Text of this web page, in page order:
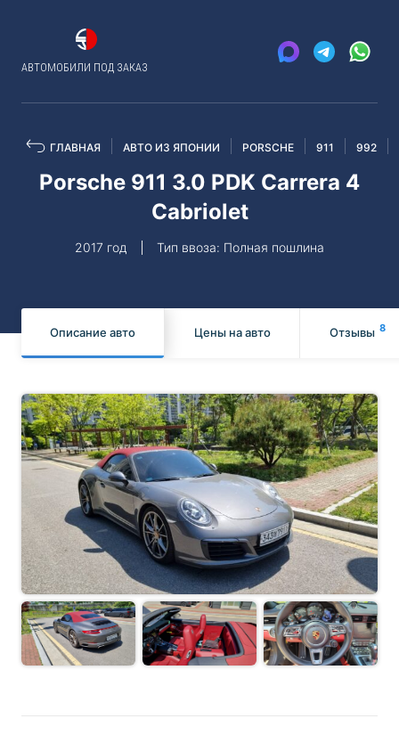
АВТОМОБИЛИ ПОД ЗАКАЗ
ГЛАВНАЯ АВТО ИЗ ЯПОНИИ PORSCHE 911 992
Porsche 911 3.0 PDK Carrera 4
Cabriolet
2017 год Тип ввоза: Полная пошлина
Описание авто Цены на авто Отзывы 8